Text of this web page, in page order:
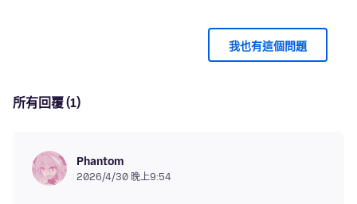
我也有這個問題
所有回覆 (1)
Phantom
2026/4/30 晚上9:54